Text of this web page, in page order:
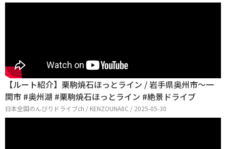
【ルート紹介】栗駒焼石ほっとライン / 岩手県奥州市～一
関市 #奥州湖 #栗駒焼石ほっとライン #絶景ドライブ
日本全国のんびりドライブch / KENZOUNA8C / 2025-05-30